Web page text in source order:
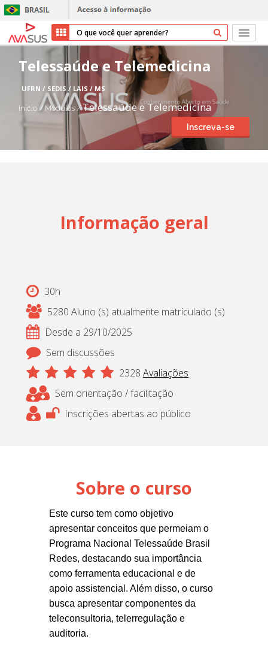
Início
Cursos
Parceiros
Sobre nós
Ajuda
pt_br
Telessaúde e Telemedicina
UFRN / SEDIS / LAIS / MS
Início / Módulos/ Telessaúde e Telemedicina
Inscreva-se
Informação geral
30h
5280 Aluno (s) atualmente matriculado (s)
Desde a 29/10/2025
Sem discussões
2328 Avaliações
Sem orientação / facilitação
Inscrições abertas ao público
Sobre o curso
Este curso tem como objetivo
apresentar conceitos que permeiam o
Programa Nacional Telessaúde Brasil
Redes, destacando sua importância
como ferramenta educacional e de
apoio assistencial. Além disso, o curso
busca apresentar componentes da
teleconsultoria, telerregulação e
auditoria.